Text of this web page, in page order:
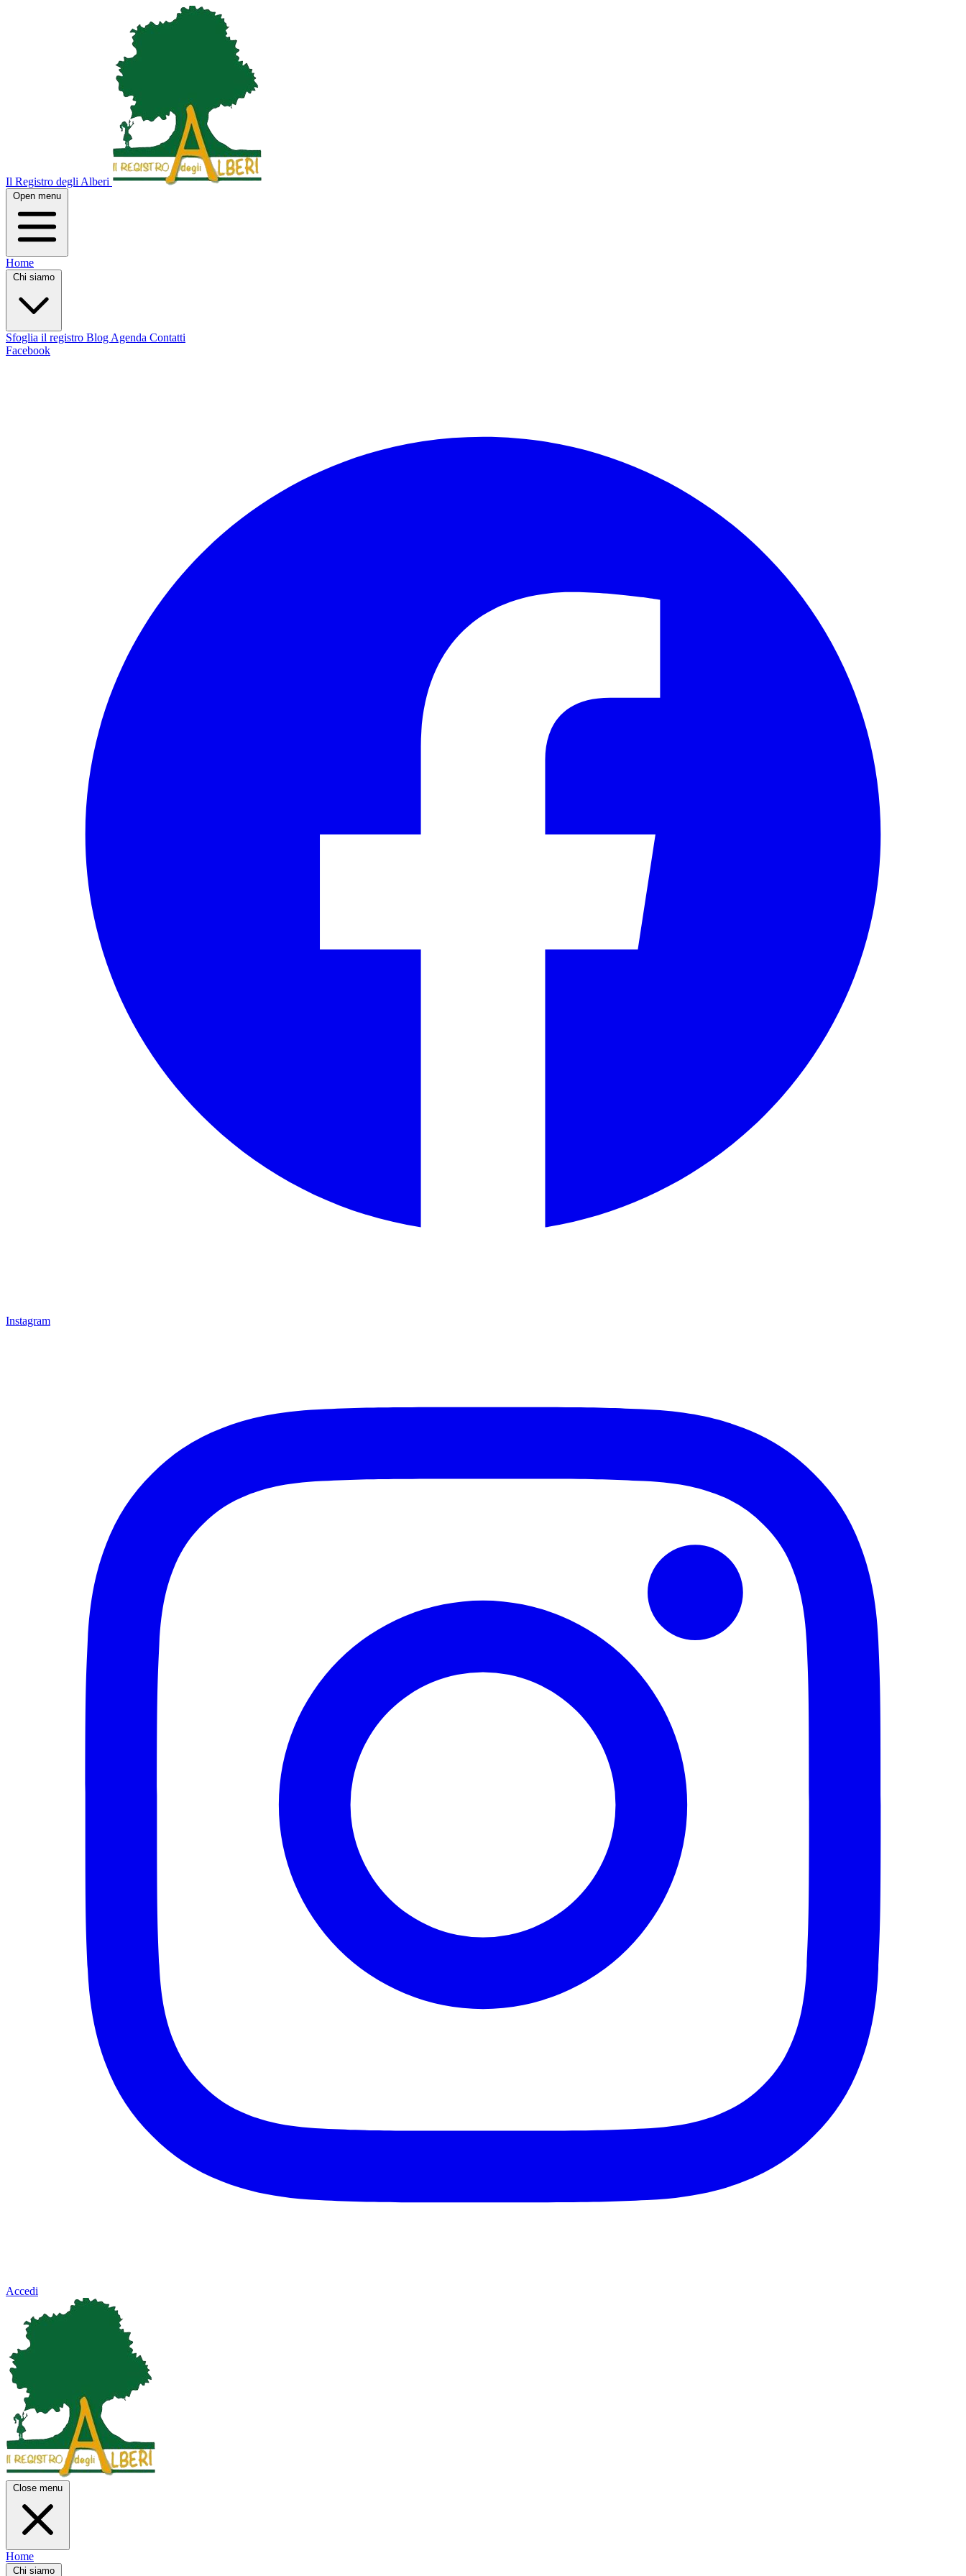
Il Registro degli Alberi
Open menu
Home
Chi siamo
Sfoglia il registro Blog Agenda Contatti
Facebook
Instagram
Accedi
Close menu
Home
Chi siamo